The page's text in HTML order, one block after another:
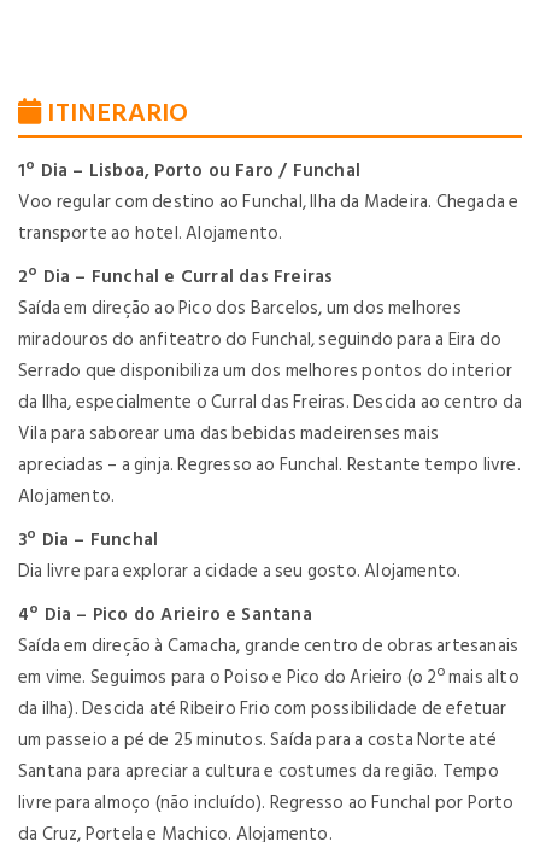
ITINERARIO
1º Dia – Lisboa, Porto ou Faro / Funchal
Voo regular com destino ao Funchal, Ilha da Madeira. Chegada e
transporte ao hotel. Alojamento.
2º Dia – Funchal e Curral das Freiras
Saída em direção ao Pico dos Barcelos, um dos melhores
miradouros do anfiteatro do Funchal, seguindo para a Eira do
Serrado que disponibiliza um dos melhores pontos do interior
da Ilha, especialmente o Curral das Freiras. Descida ao centro da
Vila para saborear uma das bebidas madeirenses mais
apreciadas – a ginja. Regresso ao Funchal. Restante tempo livre.
Alojamento.
3º Dia – Funchal
Dia livre para explorar a cidade a seu gosto. Alojamento.
4º Dia – Pico do Arieiro e Santana
Saída em direção à Camacha, grande centro de obras artesanais
em vime. Seguimos para o Poiso e Pico do Arieiro (o 2º mais alto
da ilha). Descida até Ribeiro Frio com possibilidade de efetuar
um passeio a pé de 25 minutos. Saída para a costa Norte até
Santana para apreciar a cultura e costumes da região. Tempo
livre para almoço (não incluído). Regresso ao Funchal por Porto
da Cruz, Portela e Machico. Alojamento.